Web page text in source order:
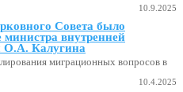
10.9.2025
Совета было
министра внутренней
О.А. Калугина
миграционных вопросов в
10.4.2025